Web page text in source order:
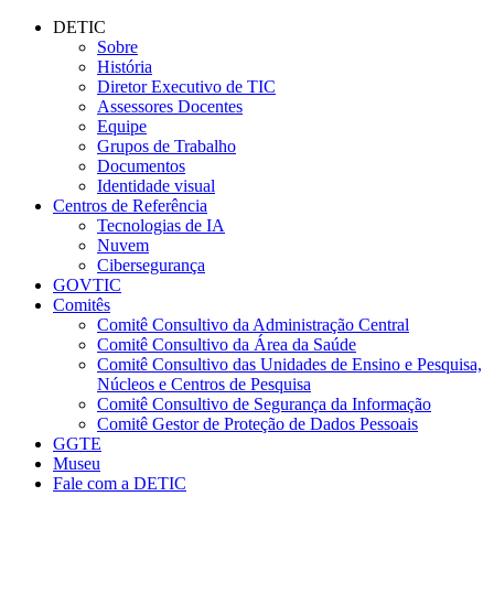
Conteúdo principal
DETIC
Sobre
História
Diretor Executivo de TIC
Assessores Docentes
Equipe
Grupos de Trabalho
Documentos
Identidade visual
Centros de Referência
Tecnologias de IA
Nuvem
Cibersegurança
GOVTIC
Comitês
Comitê Consultivo da Administração Central
Comitê Consultivo da Área da Saúde
Comitê Consultivo das Unidades de Ensino e Pesquisa,
Núcleos e Centros de Pesquisa
Comitê Consultivo de Segurança da Informação
Comitê Gestor de Proteção de Dados Pessoais
GGTE
Museu
Fale com a DETIC